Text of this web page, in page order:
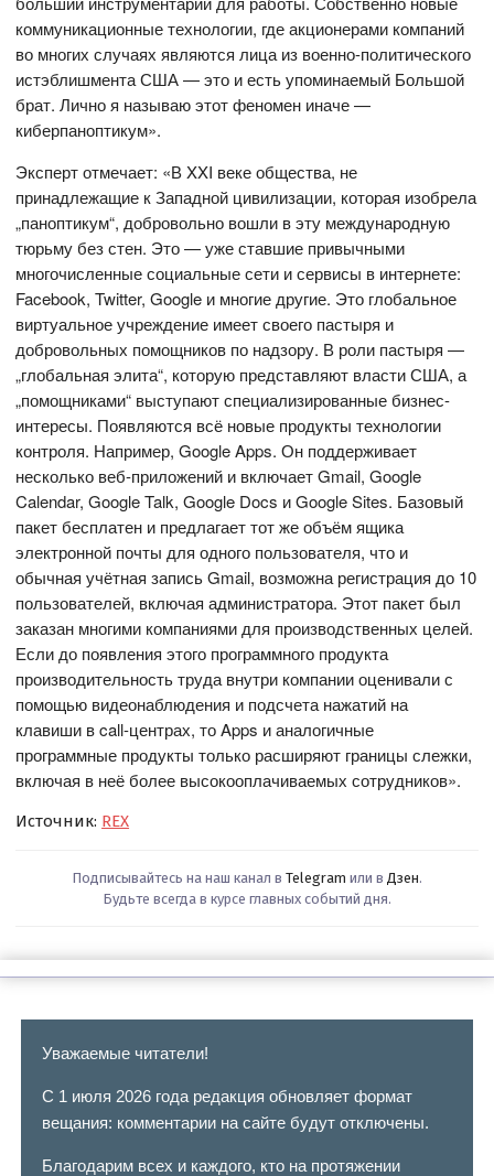
коммуникационные технологии, где акционерами компаний
во многих случаях являются лица из военно-политического
истэблишмента США — это и есть упоминаемый Большой
брат. Лично я называю этот феномен иначе —
киберпаноптикум».
Эксперт отмечает: «В XXI веке общества, не
принадлежащие к Западной цивилизации, которая изобрела
„паноптикум“, добровольно вошли в эту международную
тюрьму без стен. Это — уже ставшие привычными
многочисленные социальные сети и сервисы в интернете:
Facebook, Twitter, Google и многие другие. Это глобальное
виртуальное учреждение имеет своего пастыря и
добровольных помощников по надзору. В роли пастыря —
„глобальная элита“, которую представляют власти США, а
„помощниками“ выступают специализированные бизнес-
интересы. Появляются всё новые продукты технологии
контроля. Например, Google Apps. Он поддерживает
несколько веб-приложений и включает Gmail, Google
Calendar, Google Talk, Google Docs и Google Sites. Базовый
пакет бесплатен и предлагает тот же объём ящика
электронной почты для одного пользователя, что и
обычная учётная запись Gmail, возможна регистрация до 10
пользователей, включая администратора. Этот пакет был
заказан многими компаниями для производственных целей.
Если до появления этого программного продукта
производительность труда внутри компании оценивали с
помощью видеонаблюдения и подсчета нажатий на
клавиши в call-центрах, то Apps и аналогичные
программные продукты только расширяют границы слежки,
включая в неё более высокооплачиваемых сотрудников».
Источник: REX
Подписывайтесь на наш канал в Telegram или в Дзен.
Будьте всегда в курсе главных событий дня.
Уважаемые читатели!
С 1 июля 2026 года редакция обновляет формат
вещания: комментарии на сайте будут отключены.
Благодарим всех и каждого, кто на протяжении